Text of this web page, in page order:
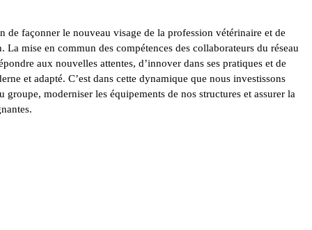
de façonner le nouveau visage de la profession vétérinaire et de
mise en commun des compétences des collaborateurs du réseau
aux nouvelles attentes, d’innover dans ses pratiques et de
et adapté. C’est dans cette dynamique que nous investissons
groupe, moderniser les équipements de nos structures et assurer la